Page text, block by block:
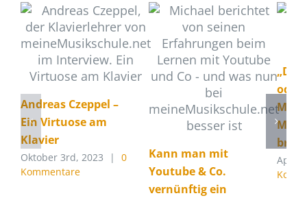
Andreas Czeppel –
Ein Virtuose am
Klavier
Oktober 3rd, 2023 |
0
Kommentare
Kann man mit
Youtube & Co.
vernünftig ein
oder
April